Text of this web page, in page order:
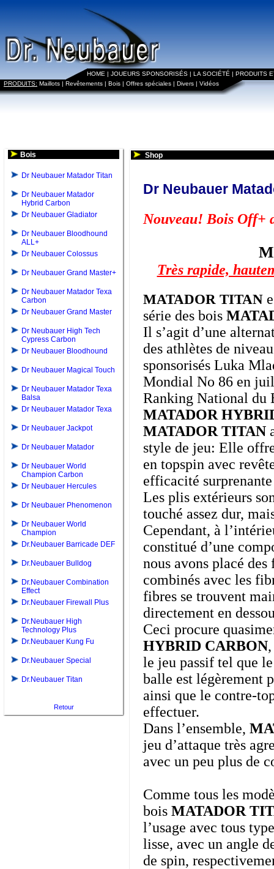
HOME | JOUEURS SPONSORISÉS | LA SOCIÉTÉ | PRODUITS
PRODUITS: Maillots | Revêtements | Bois | Offres spéciales | Divers | Vidéos
Bois
Dr Neubauer Matador Titan
Dr Neubauer Matador
Hybrid Carbon
Dr Neubauer Gladiator
Dr Neubauer Bloodhound
ALL+
Dr Neubauer Colossus
Dr Neubauer Grand Master+
Dr Neubauer Matador Texa
Carbon
Dr Neubauer Grand Master
Dr Neubauer High Tech
Cypress Carbon
Dr Neubauer Bloodhound
Dr Neubauer Magical Touch
Dr Neubauer Matador Texa
Balsa
Dr Neubauer Matador Texa
Dr Neubauer Jackpot
Dr Neubauer Matador
Dr Neubauer World
Champion Carbon
Dr Neubauer Hercules
Dr Neubauer Phenomenon
Dr Neubauer World
Champion
Dr.Neubauer Barricade DEF
Dr.Neubauer Bulldog
Dr.Neubauer Combination
Effect
Dr.Neubauer Firewall Plus
Dr.Neubauer High
Technology Plus
Dr.Neubauer Kung Fu
Dr.Neubauer Special
Dr.Neubauer Titan
Retour
Shop
Dr Neubauer
Nouveau! Bois Off+
Très rapide,
MATADOR TITAN
série des bois
Il s’agit d’une
des athlètes de
sponsorisés Luka
Mondial No 86 en
Ranking National du
MATADOR
MATADOR TITAN
style de jeu: Elle
en topspin avec
efficacité
Les plis extérieurs
touché assez dur,
Cependant, à
constitué d’une
nous avons placé
combinés avec les
fibres se trouvent
directement en
Ceci procure
HYBRID CARBON
le jeu passif tel que
balle est légèrement
ainsi que le contre-
effectuer.
Dans l’ensemble,
jeu d’attaque très
avec un peu plus de
Comme tous les
bois MATADOR
l’usage avec tous
lisse, avec un angle
de spin,